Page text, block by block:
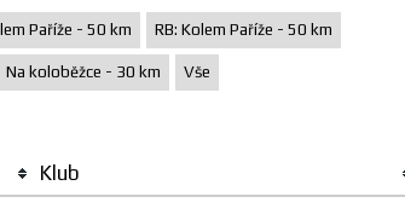
Paříže - 50 km RB: Kolem Paříže - 50 km
Na koloběžce - 30 km Vše
Klub